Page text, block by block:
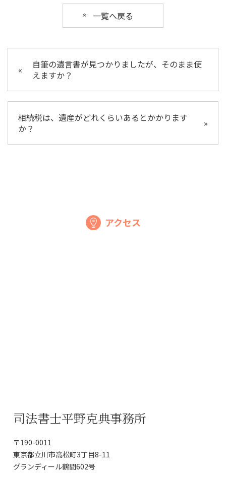
一覧へ戻る
«
自筆の遺言書が見つかりましたが、そのまま使
えますか？
相続税は、遺産がどれくらいあるとかかります
か？
»
アクセス
司法書士平野克典事務所
〒190-0011
東京都立川市高松町3丁目8-11
グランディール鶴間602号